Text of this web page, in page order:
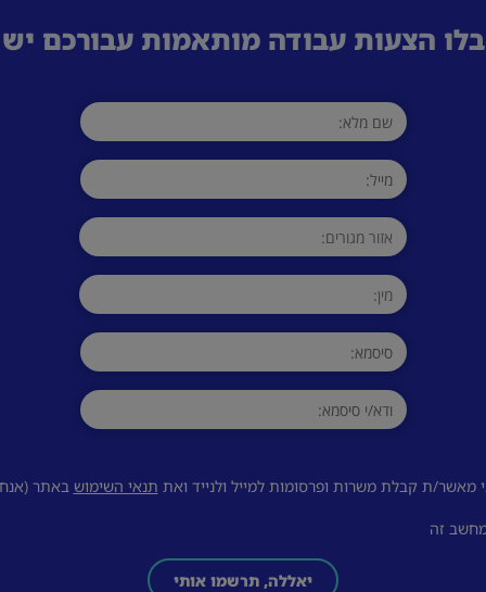
הצעות עבודה מותאמות עבורכם
מאשר/ת קבלת משרות ופרסומות למייל ולנייד ואת תנאי השימוש באתר
זה
יאללה, תרשמו אותי